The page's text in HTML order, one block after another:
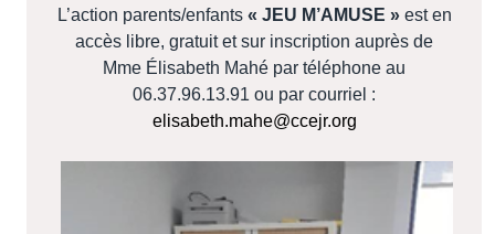
L’action parents/enfants « JEU M’AMUSE » est en
accès libre, gratuit et sur inscription auprès de
Mme Élisabeth Mahé par téléphone au
06.37.96.13.91 ou par courriel :
elisabeth.mahe@ccejr.org